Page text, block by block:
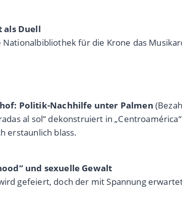
als Duell
für die Krone das
Politik-Nachhilfe unter Palmen
al sol“ dekonstruiert in
erstaunlich blass.
und sexuelle Gewalt
gefeiert, doch der mit Spannung